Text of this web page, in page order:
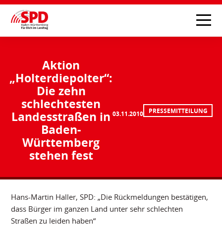
Aktion
„Holterdiepolter“:
Die zehn
schlechtesten
Landesstraßen in
Baden-
Württemberg
stehen fest
03.11.2010 PRESSEMITTEILUNG
Hans-Martin Haller, SPD: „Die Rückmeldungen bestätigen,
dass Bürger im ganzen Land unter sehr schlechten
Straßen zu leiden haben“